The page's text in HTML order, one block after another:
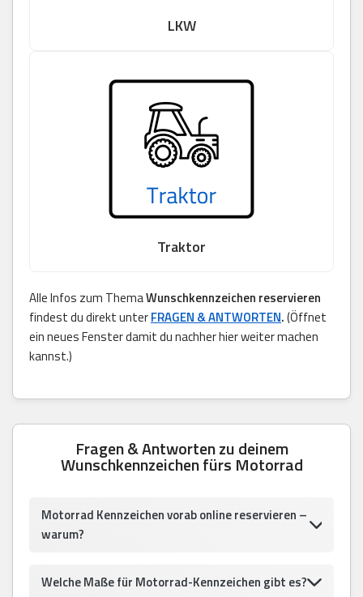
LKW
Traktor
Alle Infos zum ThemaWunschkennzeichen reservieren
findest du direkt unterFRAGEN & ANTWORTEN.(Öffnet
ein neues Fenster damit du nachher hier weiter machen
kannst.)
Fragen & Antworten zu deinem
Wunschkennzeichen fürs Motorrad
Motorrad Kennzeichen vorab online reservieren –
warum?
Welche Maße für Motorrad-Kennzeichen gibt es?